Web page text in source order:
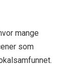
mange
som